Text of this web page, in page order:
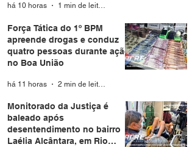
há 10 horas 1 min de leitura
Força Tática do 1º BPM
apreende drogas e conduz
quatro pessoas durante ação
no Boa União
há 11 horas
Monitorado da Justiça é
baleado após
desentendimento no bairro
Laélia Alcântara, em Rio